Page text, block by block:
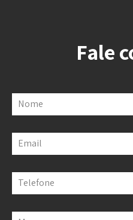
Fale
Nome
Email
Telefone